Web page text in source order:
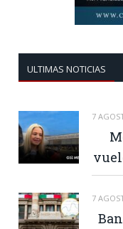
ULTIMAS NOTICIAS
7
7